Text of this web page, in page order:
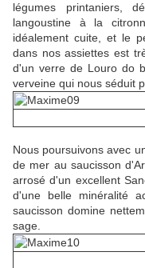
légumes printaniers,
langoustine à la
idéalement cuite, et le
dans nos assiettes est
d'un verre de Louro do
verveine qui nous séduit
Nous poursuivons avec
de mer au saucisson
arrosé d'un excellent
d'une belle minéralité
saucisson domine
sage.